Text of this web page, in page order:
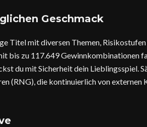
Geschmack
Titel mit diversen Themen, Risikostufen
bis zu 117.649 Gewinnkombinationen
du mit Sicherheit dein Lieblingsspiel.
(RNG), die kontinuierlich von